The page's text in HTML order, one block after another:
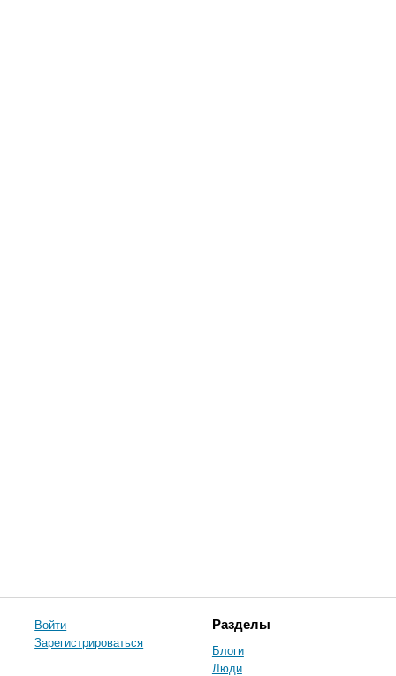
Войти
Зарегистрироваться
Разделы
Блоги
Люди